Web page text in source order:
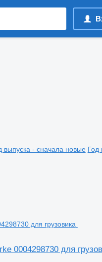
выпуска - сначала новые Год
0004298730 для